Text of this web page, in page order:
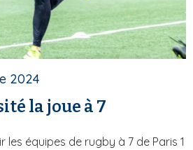
2024
la joue à 7
les équipes de rugby à 7 de Paris 1